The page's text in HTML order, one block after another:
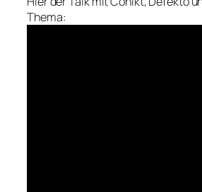
Thema: